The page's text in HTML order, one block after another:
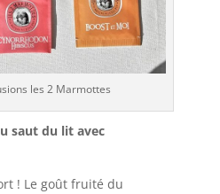
les 2 Marmottes
saut du lit avec
! Le goût fruité du